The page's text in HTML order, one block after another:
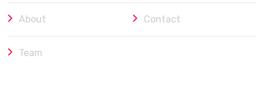
About Contact
Team